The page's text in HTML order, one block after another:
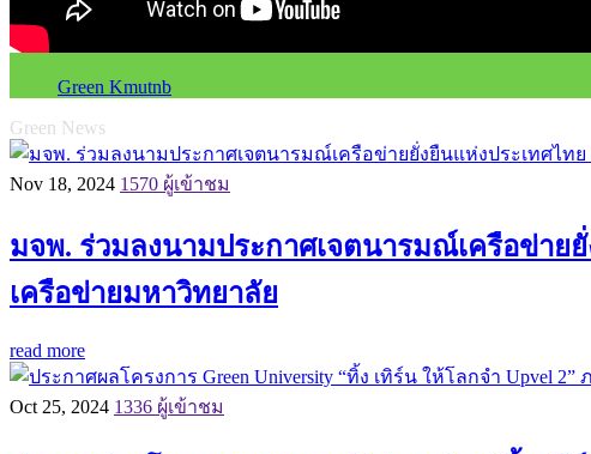
Green Kmutnb
Green News
Nov 18, 2024 1570 ผู้เข้าชม
มจพ. ร่วมลงนามประกาศเจตนารมณ์เครือข่าย
เครือข่ายมหาวิทยาลัย
read more
Oct 25, 2024 1336 ผู้เข้าชม